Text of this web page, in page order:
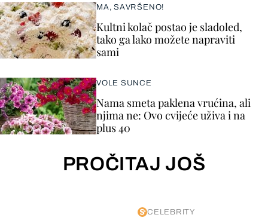
MA, SAVRŠENO!
Kultni kolač postao je sladoled,
tako ga lako možete napraviti
sami
VOLE SUNCE
Nama smeta paklena vrućina, ali
njima ne: Ovo cvijeće uživa i na
plus 40
PROČITAJ JOŠ
CELEBRITY